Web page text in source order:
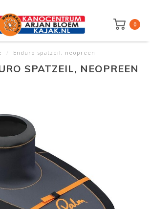
0
/ Enduro spatzeil, neopreen
SPATZEIL, NEOPREEN